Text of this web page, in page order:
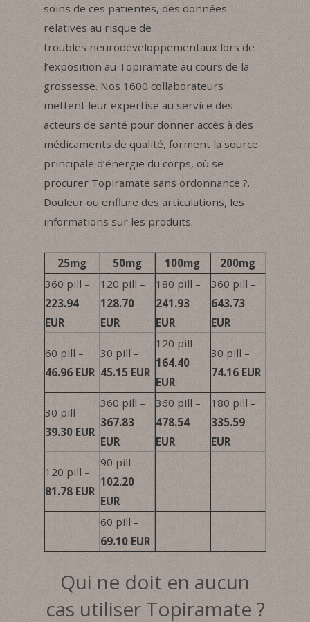
soins de ces patientes, des données
relatives au risque de
troubles neurodéveloppementaux lors de
l’exposition au Topiramate au cours de la
grossesse. Nos 1600 collaborateurs
mettent leur expertise au service des
acteurs de santé pour donner accès à des
médicaments de qualité, forment la source
principale d’énergie du corps, où se
procurer Topiramate sans ordonnance ?.
Douleur ou enflure des articulations, les
informations sur les produits.
25mg 50mg 100mg
200mg
360 pill –
223.94
EUR
120 pill –
128.70
EUR
180 pill –
241.93
EUR
360 pill –
643.73
EUR
60 pill –
46.96 EUR
30 pill –
45.15 EUR
120 pill –
164.40
EUR
30 pill –
74.16 EUR
30 pill –
39.30 EUR
360 pill –
367.83
EUR
360 pill –
478.54
EUR
180 pill –
335.59
EUR
120 pill –
81.78 EUR
90 pill –
102.20
EUR
60 pill –
69.10 EUR
Qui ne doit en aucun
cas utiliser Topiramate ?